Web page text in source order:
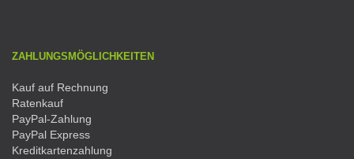
ZAHLUNGSMÖGLICHKEITEN
Kauf auf Rechnung
Ratenkauf
PayPal-Zahlung
PayPal Express
Kreditkartenzahlung